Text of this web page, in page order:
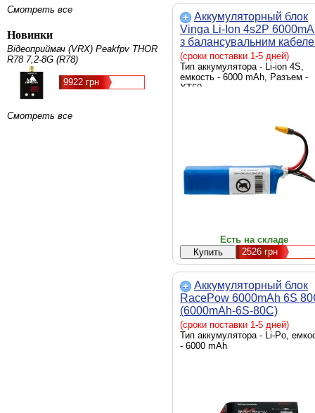
Смотреть все
Новинки
Відеоприймач (VRX) Peakfpv THOR
R78 7,2-8G (R78)
9922 грн
Смотреть все
Аккумуляторный блок
Vinga Li-Ion 4s2Р
з балансувальним
Sony Murata 18650 VTC6
(6000BMS/SONY18650)
(сроки поставки 1-5 дней)
Тип аккумулятора - Li-ion 4S,
емкость - 6000 mAh, Разъем -
XT60
Есть на складе
2526 грн
Аккумуляторный блок
RacePow 6000mAh 6S
(6000mAh-6S-80C)
(сроки поставки 1-5 дней)
Тип аккумулятора - Li-Po,
- 6000 mAh